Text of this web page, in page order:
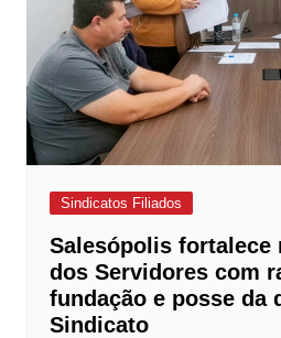
Sindicatos Filiados
Salesópolis fortalece
dos Servidores com
fundação e posse da
Sindicato